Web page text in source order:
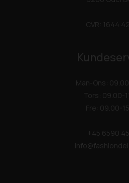
CVR: 1644
Man-Ons:
Tors: 09.00-
Fre: 09.00-
+45 6590